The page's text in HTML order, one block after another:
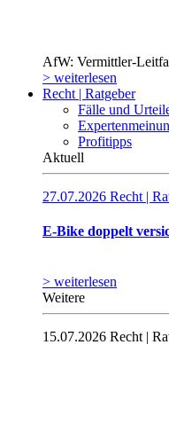
AfW: Vermittler-
> weiterlesen
Recht | Ratgeber
Fälle und
Profitipps
Aktuell
27.07.2026 Recht |
E-Bike doppelt
> weiterlesen
Weitere
15.07.2026 Recht |